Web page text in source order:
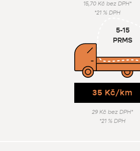
15,70 Kč bez DPH*
*21 % DPH
5-15
‍PRMS
35 Kč/km
29 Kč bez DPH*
*21 % DPH